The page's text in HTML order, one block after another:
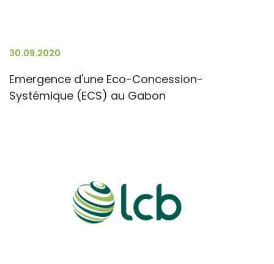
30.09.2020
Emergence d'une Eco-Concession-
Systémique (ECS) au Gabon